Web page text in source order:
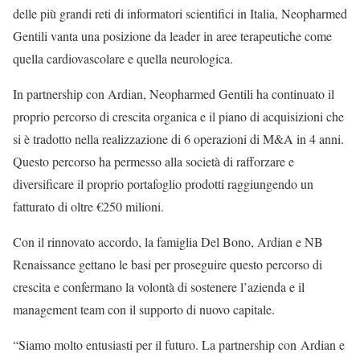
delle più grandi reti di informatori scientifici in Italia, Neopharmed
Gentili vanta una posizione da leader in aree terapeutiche come
quella cardiovascolare e quella neurologica.
In partnership con Ardian, Neopharmed Gentili ha continuato il
proprio percorso di crescita organica e il piano di acquisizioni che
si è tradotto nella realizzazione di 6 operazioni di M&A in 4 anni.
Questo percorso ha permesso alla società di rafforzare e
diversificare il proprio portafoglio prodotti raggiungendo un
fatturato di oltre €250 milioni.
Con il rinnovato accordo, la famiglia Del Bono, Ardian e NB
Renaissance gettano le basi per proseguire questo percorso di
crescita e confermano la volontà di sostenere l’azienda e il
management team con il supporto di nuovo capitale.
“Siamo molto entusiasti per il futuro. La partnership con Ardian e